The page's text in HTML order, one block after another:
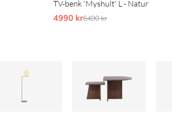
TV-benk 'Myshult' L - Natur
4990 krOrdinarie pris:
6490 kr